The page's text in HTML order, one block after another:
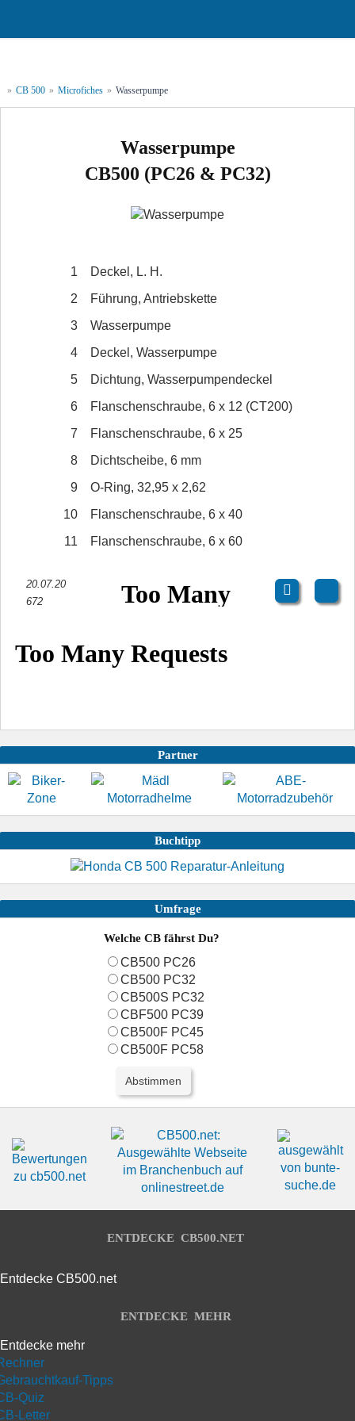
» CB 500 » Microfiches » Wasserpumpe
Wasserpumpe
CB500 (PC26 & PC32)
1
Deckel, L. H.
2
Führung, Antriebskette
3
Wasserpumpe
4
Deckel, Wasserpumpe
5
Dichtung, Wasserpumpendeckel
6
Flanschenschraube, 6 x 12 (CT200)
7
Flanschenschraube, 6 x 25
8
Dichtscheibe, 6 mm
9
O-Ring, 32,95 x 2,62
10
Flanschenschraube, 6 x 40
11
Flanschenschraube, 6 x 60
20.07.20
672
Partner
Buchtipp
Umfrage
Welche CB fährst Du?
CB500 PC26
CB500 PC32
CB500S PC32
CBF500 PC39
CB500F PC45
CB500F PC58
ENTDECKE CB500.NET
Entdecke CB500.net
ENTDECKE MEHR
Entdecke mehr
Tipps
Quiz
Letter